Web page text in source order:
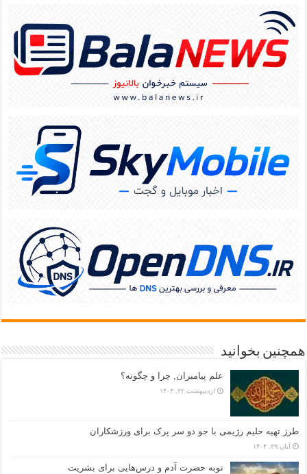
همچنین بخوانید
علم پیامبران, چرا و چگونه؟
اردیبهشت ۲۲, ۱۴۰۳
طرز تهیه حلیم رژیمی با جو دو سر پرک برای ورزشکاران
آبان ۲۹, ۱۴۰۴
توبه حضرت آدم و درس‌هایی برای بشریت